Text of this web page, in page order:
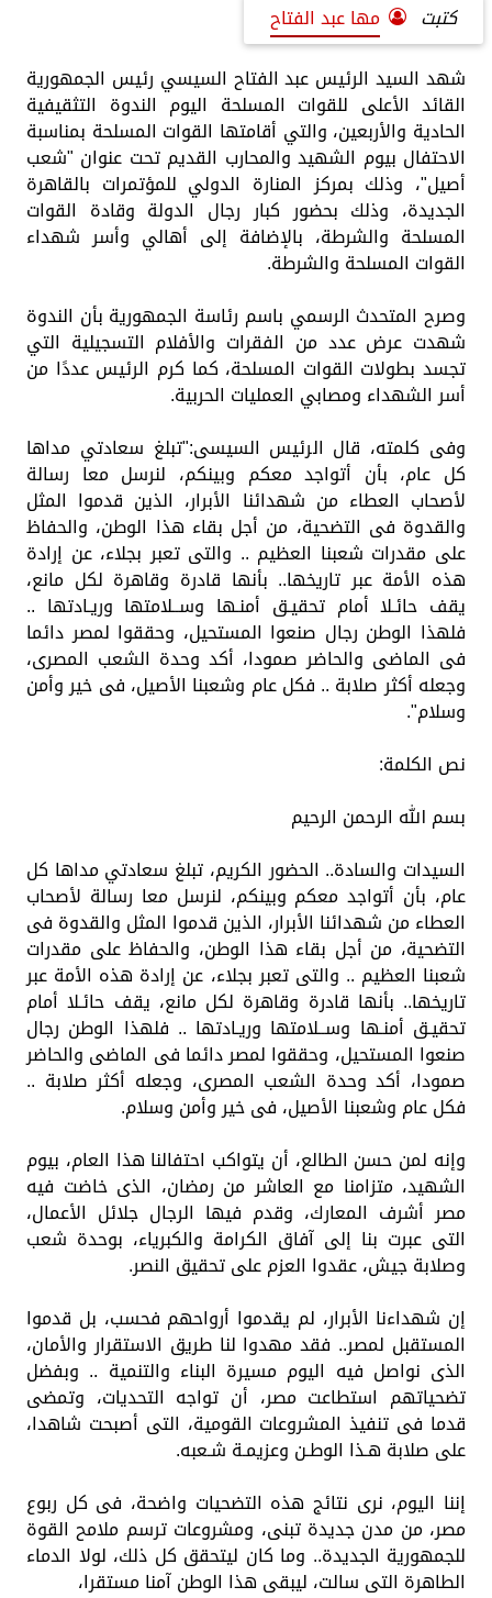
كتبت
مها عبد الفتاح
شهد السيد الرئيس عبد الفتاح السيسي رئيس الجمهورية
القائد الأعلى للقوات المسلحة اليوم الندوة التثقيفية
الحادية والأربعين، والتي أقامتها القوات المسلحة بمناسبة
الاحتفال بيوم الشهيد والمحارب القديم تحت عنوان "شعب
أصيل"، وذلك بمركز المنارة الدولي للمؤتمرات بالقاهرة
الجديدة، وذلك بحضور كبار رجال الدولة وقادة القوات
المسلحة والشرطة، بالإضافة إلى أهالي وأسر شهداء
القوات المسلحة والشرطة.
وصرح المتحدث الرسمي باسم رئاسة الجمهورية بأن الندوة
شهدت عرض عدد من الفقرات والأفلام التسجيلية التي
تجسد بطولات القوات المسلحة، كما كرم الرئيس عددًا من
أسر الشهداء ومصابي العمليات الحربية.
وفى كلمته، قال الرئيس السيسى:"تبلغ سعادتي مداها
كل عام، بأن أتواجد معكم وبينكم، لنرسل معا رسالة
لأصحاب العطاء من شهدائنا الأبرار، الذين قدموا المثل
والقدوة فى التضحية، من أجل بقاء هذا الوطن، والحفاظ
على مقدرات شعبنا العظيم .. والتى تعبر بجلاء، عن إرادة
هذه الأمة عبر تاريخها.. بأنها قادرة وقاهرة لكل مانع،
يقف حائـلا أمام تحقيـق أمنـها وســلامتها وريـادتها ..
فلهذا الوطن رجال صنعوا المستحيل، وحققوا لمصر دائما
فى الماضى والحاضر صمودا، أكد وحدة الشعب المصرى،
وجعله أكثر صلابة .. فكل عام وشعبنا الأصيل، فى خير وأمن
وسلام".
نص الكلمة:
بسم الله الرحمن الرحيم
السيدات والسادة.. الحضور الكريم، تبلغ سعادتي مداها كل
عام، بأن أتواجد معكم وبينكم، لنرسل معا رسالة لأصحاب
العطاء من شهدائنا الأبرار، الذين قدموا المثل والقدوة فى
التضحية، من أجل بقاء هذا الوطن، والحفاظ على مقدرات
شعبنا العظيم .. والتى تعبر بجلاء، عن إرادة هذه الأمة عبر
تاريخها.. بأنها قادرة وقاهرة لكل مانع، يقف حائـلا أمام
تحقيـق أمنـها وســلامتها وريـادتها .. فلهذا الوطن رجال
صنعوا المستحيل، وحققوا لمصر دائما فى الماضى والحاضر
صمودا، أكد وحدة الشعب المصرى، وجعله أكثر صلابة ..
فكل عام وشعبنا الأصيل، فى خير وأمن وسلام.
وإنه لمن حسن الطالع، أن يتواكب احتفالنا هذا العام، بيوم
الشهيد، متزامنا مع العاشر من رمضان، الذى خاضت فيه
مصر أشرف المعارك، وقدم فيها الرجال جلائل الأعمال،
التى عبرت بنا إلى آفاق الكرامة والكبرياء، بوحدة شعب
وصلابة جيش، عقدوا العزم على تحقيق النصر.
إن شهداءنا الأبرار، لم يقدموا أرواحهم فحسب، بل قدموا
المستقبل لمصر.. فقد مهدوا لنا طريق الاستقرار والأمان،
الذى نواصل فيه اليوم مسيرة البناء والتنمية .. وبفضل
تضحياتهم استطاعت مصر، أن تواجه التحديات، وتمضى
قدما فى تنفيذ المشروعات القومية، التى أصبحت شاهدا،
على صلابة هـذا الوطـن وعزيمـة شـعبه.
إننا اليوم، نرى نتائج هذه التضحيات واضحة، فى كل ربوع
مصر، من مدن جديدة تبنى، ومشروعات ترسم ملامح القوة
للجمهورية الجديدة.. وما كان ليتحقق كل ذلك، لولا الدماء
الطاهرة التى سالت، ليبقى هذا الوطن آمنا مستقرا،